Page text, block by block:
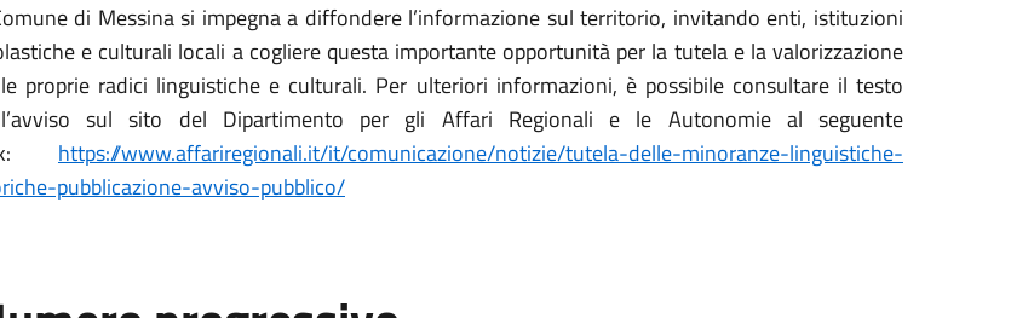
di Messina si impegna a diffondere l’informazione sul territorio, invitando enti, istituzioni
e culturali locali a cogliere questa importante opportunità per la tutela e la valorizzazione
proprie radici linguistiche e culturali. Per ulteriori informazioni, è possibile consultare il testo
sul sito del Dipartimento per gli Affari Regionali e le Autonomie al seguente
https://www.affariregionali.it/it/comunicazione/notizie/tutela-delle-minoranze-linguistiche-
pubblicazione-avviso-pubblico/